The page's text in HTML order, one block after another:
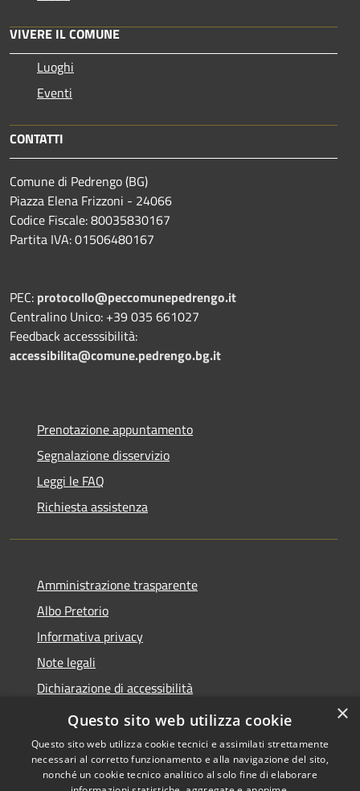
VIVERE IL COMUNE
Luoghi
Eventi
CONTATTI
Comune di Pedrengo (BG)
Piazza Elena Frizzoni - 24066
Codice Fiscale: 80035830167
Partita IVA: 01506480167
PEC: protocollo@peccomunepedrengo.it
Centralino Unico: +39 035 661027
Feedback accesssibilità:
accessibilita@comune.pedrengo.bg.it
Prenotazione appuntamento
Segnalazione disservizio
Leggi le FAQ
Richiesta assistenza
Amministrazione trasparente
Albo Pretorio
Informativa privacy
Note legali
Dichiarazione di accessibilità
Area riservata dipendenti
×
Questo sito web utilizza cookie
Questo sito web utilizza cookie tecnici e assimilati strettamente
necessari al corretto funzionamento e alla navigazione del sito,
nonché un cookie tecnico analitico al solo fine di elaborare